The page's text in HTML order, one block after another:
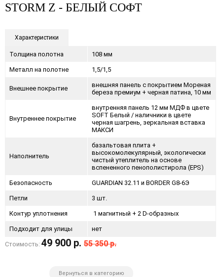
STORM Z - БЕЛЫЙ СОФТ
Характеристики
Толщина полотна 108 мм
Металл на полотне 1,5/1,5
Внешнее покрытие
внешняя панель с покрытием Мореная
береза премиум + черная патина, 10 мм
Внутреннее покрытие
внутренняя панель 12 мм МДФ в цвете
SOFT Белый / наличники в цвете
черная шагрень, зеркальная вставка
МАКСИ
Наполнитель
базальтовая плита +
высокомолекулярный, экологически
чистый утеплитель на основе
вспененного пенополистирола (EPS)
Безопасность GUARDIAN 32.11 и BORDER G8-6Э
Петли 3 шт.
Контур уплотнения 1 магнитный + 2 D-образных
Подходит для улицы нет
Стоимость: 49 900 р. 55 350 р.
Вернуться в категорию